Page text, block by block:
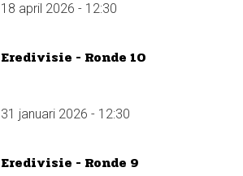
18 april 2026 - 12:30
Eredivisie - Ronde 10
31 januari 2026 - 12:30
Eredivisie - Ronde 9